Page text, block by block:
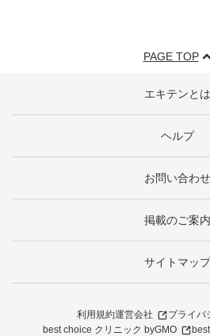
PAGE TOP
エキテンとは
ヘルプ
お問い合わせ
掲載のご案内
サイトマップ
利用規約運営会社
プライバ
best choice クリニック byGMO